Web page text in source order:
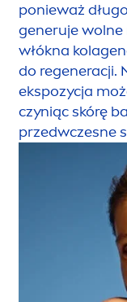
ponieważ
generuje wolne
włókna
do regeneracji.
ekspozycja
czyniąc skórę
przedwczesne